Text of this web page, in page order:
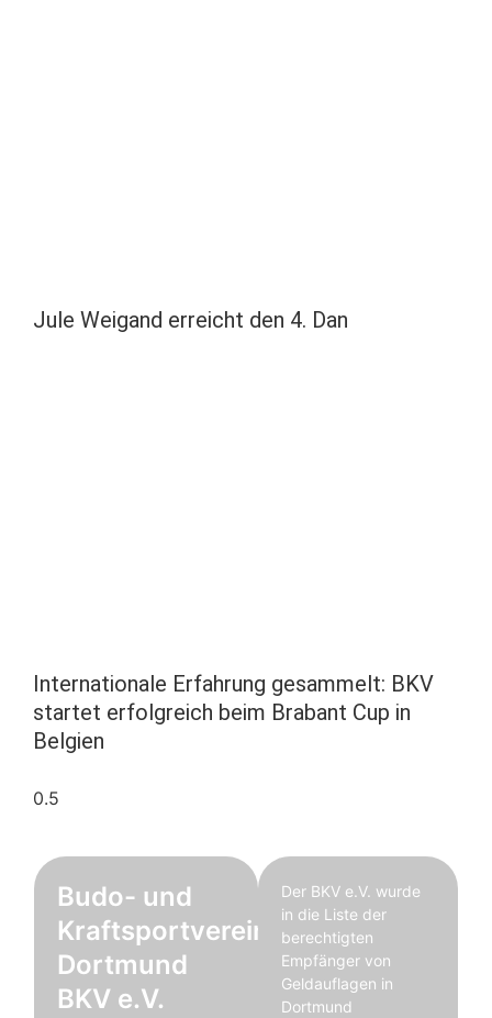
Jule Weigand erreicht den 4. Dan
Internationale Erfahrung gesammelt: BKV
startet erfolgreich beim Brabant Cup in
Belgien
Budo- und
Kraftsportverein
Dortmund
BKV e.V.
Der BKV e.V. wurde
in die Liste der
berechtigten
Empfänger von
Geldauflagen in
Dortmund